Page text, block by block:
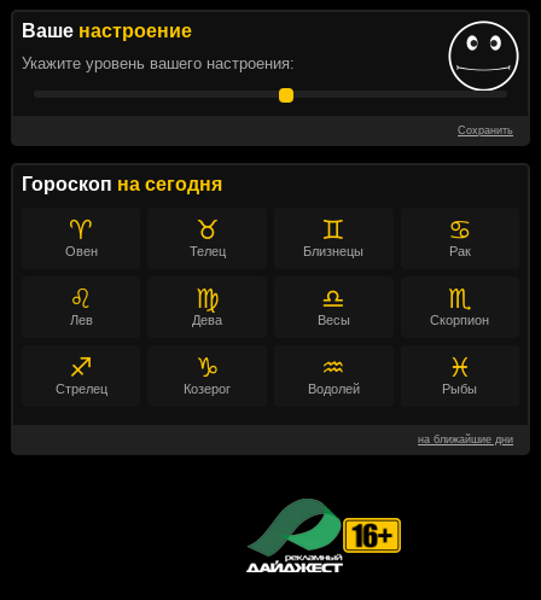
Ваше настроение
Укажите уровень вашего настроения:
Сохранить
Гороскоп на сегодня
♈
Овен
♉
Телец
♊
Близнецы
♋
Рак
♌
Лев
♍
Дева
♎
Весы
♏
Скорпион
♐
Стрелец
♑
Козерог
♒
Водолей
♓
Рыбы
на ближайшие дни